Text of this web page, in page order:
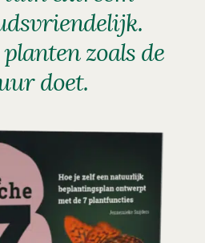
zoals de
doet.